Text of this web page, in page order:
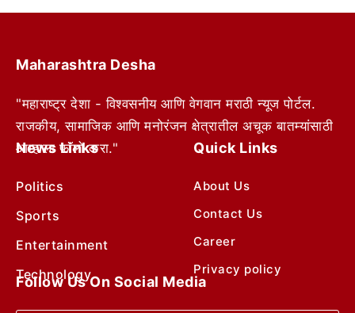
Maharashtra Desha
"महाराष्ट्र देशा - विश्वसनीय आणि वेगवान मराठी न्यूज पोर्टल.
राजकीय, सामाजिक आणि मनोरंजन क्षेत्रातील अचूक बातम्यांसाठी
आम्हाला फॉलो करा."
News Links
Politics
Sports
Entertainment
Technology
Quick Links
About Us
Contact Us
Career
Privacy policy
Follow Us On Social Media